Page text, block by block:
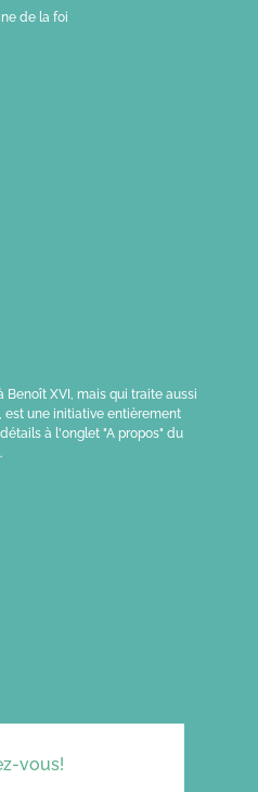
de la foi
Benoît XVI, mais qui traite aussi
est une initiative entièrement
à l'onglet "A propos" du
vous!